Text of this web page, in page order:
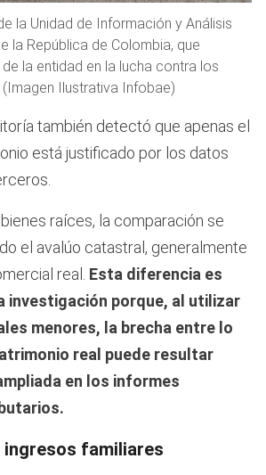
la Unidad de Información y Análisis
la República de Colombia, que
la entidad en la lucha contra los
Ilustrativa Infobae)
también detectó que apenas el
está justificado por los datos
raíces, la comparación se
el avalúo catastral, generalmente
real. Esta diferencia es
investigación porque, al utilizar
menores, la brecha entre lo
real puede resultar
en los informes
ingresos familiares